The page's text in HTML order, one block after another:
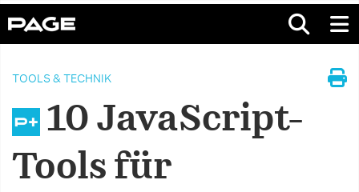
TOOLS & TECHNIK
10 JavaScript-
Tools für